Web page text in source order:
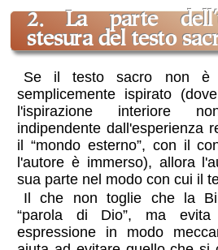
2. La parte dell'umano nella
stesura del testo
Se il testo sacro non è
semplicemente ispirato
l'ispirazione interiore
indipendente dall'esperienza
il “mondo esterno”, con il
l'autore è immerso), allora
sua parte nel modo con cui il
Il che non toglie che la
“parola di Dio”, ma
espressione in modo